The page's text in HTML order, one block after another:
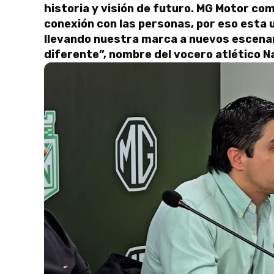
historia y visión de futuro. MG Motor
conexión con las personas, por eso
llevando nuestra marca a nuevos
diferente”, nombre del vocero atlético